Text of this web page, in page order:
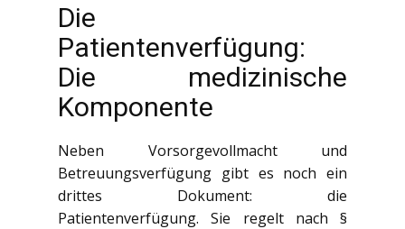
Die
Patientenverfügung:
Die medizinische
Komponente
Neben Vorsorgevollmacht und
Betreuungsverfügung gibt es noch ein
drittes Dokument: die
Patientenverfügung. Sie regelt nach §